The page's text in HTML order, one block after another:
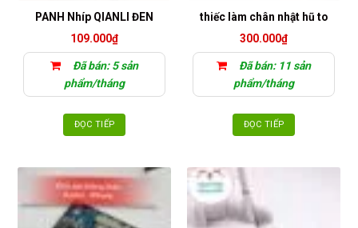
PANH Nhíp QIANLI ĐEN
109.000₫
Đã bán: 5 sản
phẩm/tháng
ĐỌC TIẾP
thiếc làm chân nhật hũ to
300.000₫
Đã bán: 11 sản
phẩm/tháng
ĐỌC TIẾP